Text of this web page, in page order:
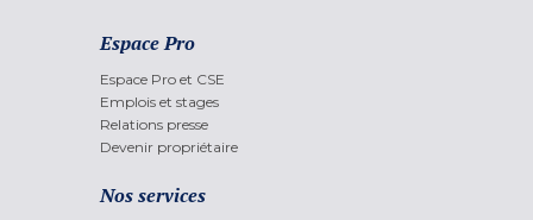
Espace Pro
Espace Pro et CSE
Emplois et stages
Relations presse
Devenir propriétaire
Nos services